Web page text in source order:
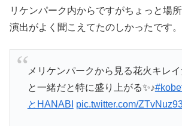
リケンパーク内からですがちょっと場
演出がよく聞こえてたのしかったです。
メリケンパークから見る花火キレ
と一緒だと特に盛り上がる✨♪
とHANABI pic.twitter.com/